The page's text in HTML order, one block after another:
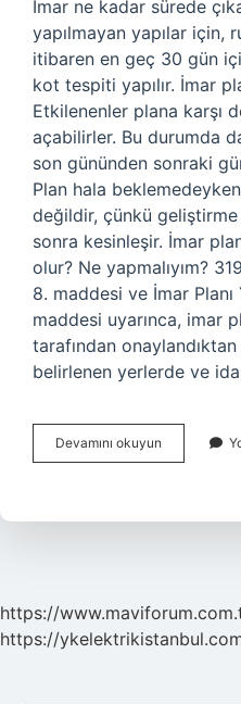
İmar ne kadar sürede
yapılmayan yapılar için,
itibaren en geç 30 gün
kot tespiti yapılır. İmar
Etkilenenler plana karşı
açabilirler. Bu durumda
son gününden sonraki
Plan hala
değildir, çünkü geliştirme
sonra kesinleşir. İmar
olur? Ne yapmalıyım?
8. maddesi ve İmar Planı
maddesi uyarınca, imar
tarafından
belirlenen yerlerde ve
Devamını okuyun
Kaç
https://
https://